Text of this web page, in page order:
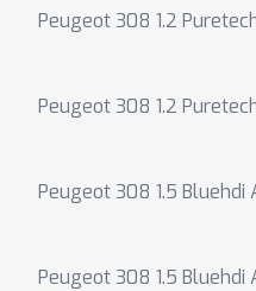
Peugeot 308 1.2
Peugeot 308 1.2
Peugeot 308 1.5 Bluehdi
Peugeot 308 1.5 Bluehdi